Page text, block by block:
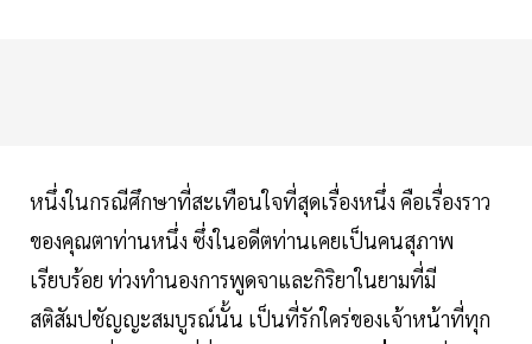
หนึ่งในกรณีศึกษาที่สะเทือนใจที่สุดเรื่องหนึ่ง คือเรื่องราว
ของคุณตาท่านหนึ่ง ซึ่งในอดีตท่านเคยเป็นคนสุภาพ
เรียบร้อย ท่วงทำนองการพูดจาและกิริยาในยามที่มี
สติสัมปชัญญะสมบูรณ์นั้น เป็นที่รักใคร่ของเจ้าหน้าที่ทุก